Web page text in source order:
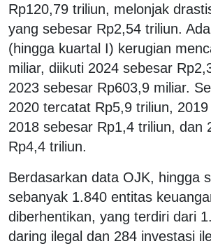
Rp120,79 triliun, melonjak
yang sebesar Rp2,54 triliun.
(hingga kuartal I) kerugian
miliar, diikuti 2024 sebesar
2023 sebesar Rp603,9 miliar.
2020 tercatat Rp5,9 triliun,
2018 sebesar Rp1,4 triliun, dan
Rp4,4 triliun.
Berdasarkan data OJK, hingga
sebanyak 1.840 entitas
diberhentikan, yang terdiri dari
daring ilegal dan 284 investasi